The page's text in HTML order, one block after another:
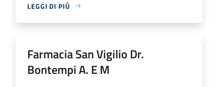
LEGGI DI PIÙ
Farmacia San Vigilio Dr.
Bontempi A. E M